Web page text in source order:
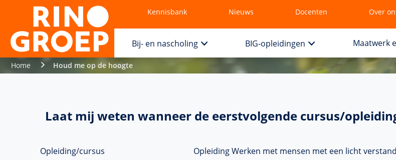
Kennisbank Nieuws Docenten Over
Bij- en nascholing BIG-opleidingen Maatwerk
Home Houd me op de hoogte
Laat mij weten wanneer de eerstvolgende cursus/
Opleiding/cursus Opleiding Werken met mensen met een licht